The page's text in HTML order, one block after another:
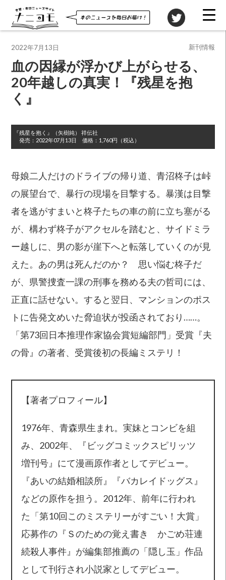
血の因縁が浮かび上がらせる、
20年越しの真実！『残星を抱
く』
『残星を抱く』 （矢樹純）
祥伝社
発売： 2022年07月13日 価格： 1,760円（税込）
母娘二人だけのドライブの帰り道、青沼柊子は峠
の展望台で、暴行の現場を目撃する。暴漢は目撃
者を逃がすまいと柊子たちの車の前に立ち塞がる
が、構わず柊子がアクセルを踏むと、サイドミラ
ー越しに、男の影が崖下へと転落していくのが見
えた。あの男は死んだのか？ 思い悩む柊子だ
が、県警捜査一課の刑事を務める夫の哲司には、
正直に話せない。すると翌日、マンションのポス
トに告発文めいた脅迫状が投函されており……。
「第73回日本推理作家協会賞短編部門」受賞『夫
の骨』の著者、受賞後初の長編ミステリ！
【著者プロフィール】
1976年、青森県生まれ。実妹とコンビを組
み、2002年、『ビッグコミックスピリッツ
増刊号』にて漫画原作者としてデビュー。
『あいの結婚相談所』『バカレイドッグス』
などの原作を担う。2012年、前年に行われ
た「第10回このミステリーがすごい！大賞」
応募作の『Ｓのための覚え書き かごめ荘連
続殺人事件』が編集部推薦の「隠し玉」作品
として刊行され小説家としてデビュー。
2022年7月13日 新刊情報